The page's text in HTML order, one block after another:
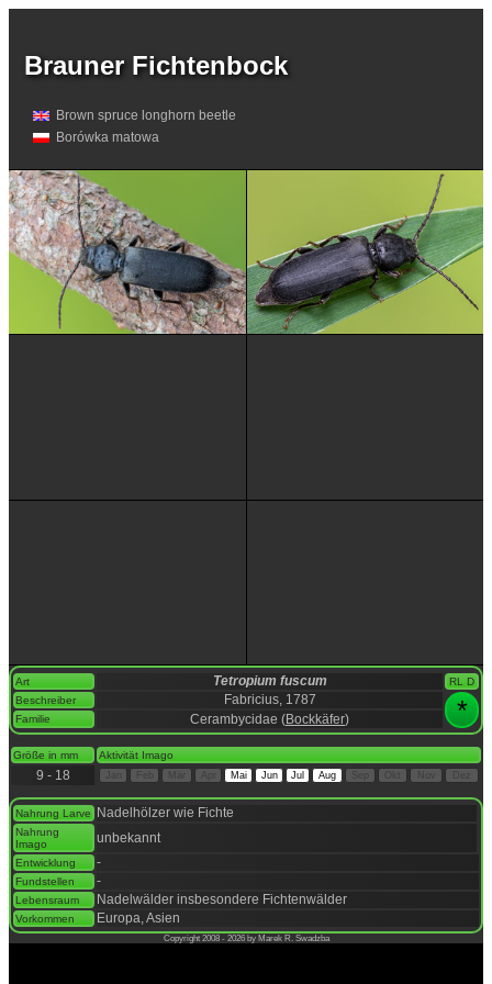
Brauner Fichtenbock
Brown spruce longhorn beetle
Borówka matowa
Art Tetropium fuscum
RL D
Beschreiber
Fabricius, 1787 *
Familie Cerambycidae (Bockkäfer)
Größe in mm Aktivität Imago
9 - 18 Mai Jun Jul Aug Sep Dez
Nahrung Larve Nadelhölzer wie Fichte
Nahrung
Imago
unbekannt
Entwicklung -
Fundstellen -
Lebensraum Nadelwälder insbesondere Fichtenwälder
Vorkommen Europa, Asien
Copyright 2008 - 2026 by Marek R. Swadzba